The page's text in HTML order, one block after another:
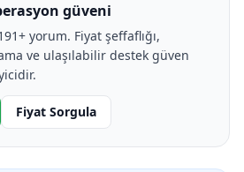
güveni
yorum. Fiyat şeffaflığı,
ve ulaşılabilir destek güven
Fiyat Sorgula